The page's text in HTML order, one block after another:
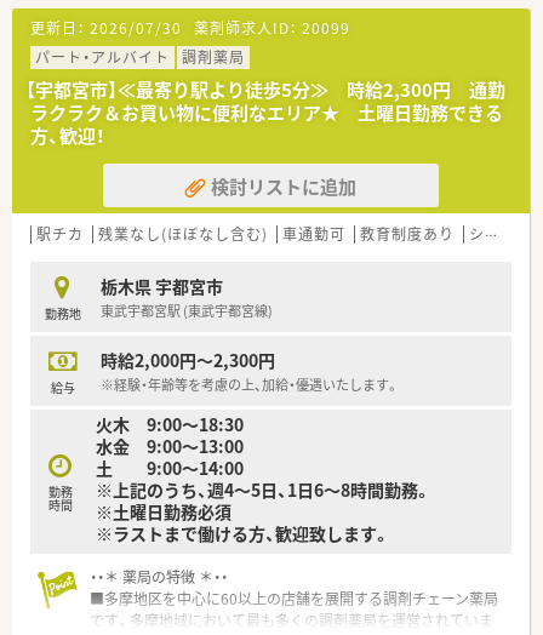
【募集背景と求める人物像について】
■新規出店に伴う体制強化のための定期採用で、共に成長できる
方を求めています。
■在宅医療に積極的に取り組みたい方や、将来マネジメントに挑
戦したい方を歓迎します。
■相手の立場に立って考え行動し、薬剤師としての社会的使命を
果たしたい方を求めます。
【法人特徴について】
■関東圏に約20店舗を展開し、介護事業も運営することで安定
した経営基盤を築いています。
が充実しています。
■総合病院の処方箋も多く扱い、薬剤師として着実にスキルアッ
プできる環境です。
更新日： 2026/07/30 薬剤師求人ID： 20099
パート・アルバイト
調剤薬局
【宇都宮市】≪最寄り駅より徒歩5分≫ 時給2,300円 通勤
ラクラク＆お買い物に便利なエリア★ 土曜日勤務できる
方、歓迎！
検討リストに追加
駅チカ 残業なし(ほぼなし含む) 車通勤可 教育制度あり シフト制
勤務地
栃木県 宇都宮市
東武宇都宮駅 (東武宇都宮線)
給与
時給2,000円～2,300円
※経験・年齢等を考慮の上、加給・優遇いたします。
勤務
時間
火木 9:00～18:30
水金 9:00～13:00
土 9:00～14:00
※上記のうち、週4～5日、1日6～8時間勤務。
※土曜日勤務必須
※ラストまで働ける方、歓迎致します。
・・＊ 薬局の特徴 ＊・・
■多摩地区を中心に60以上の店舗を展開する調剤チェーン薬局
です。多摩地域において最も多くの調剤薬局を運営されていま